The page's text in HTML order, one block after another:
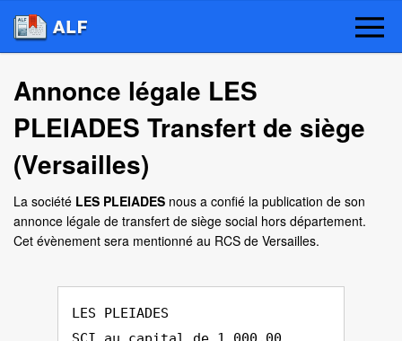
Annonce légale LES
PLEIADES Transfert de siège
(Versailles)
La société LES PLEIADES nous a confié la publication de son
annonce légale de transfert de siège social hors département.
Cet évènement sera mentionné au RCS de Versailles.
LES PLEIADES